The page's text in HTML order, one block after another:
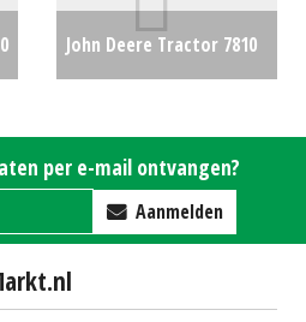
John Deere Tractor 7810
per e-mail ontvangen?
Aanmelden